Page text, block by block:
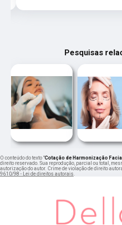
Pesquisas
‹
O conteúdo do texto "Cotação de Harmonização
direito reservado. Sua reprodução, parcial ou total,
autorização do autor. Crime de violação de direito
9610/98 - Lei de direitos autorais.